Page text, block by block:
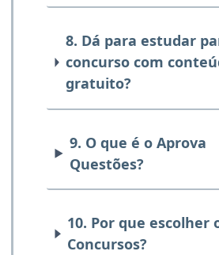
8. Dá para estudar
concurso com
gratuito?
9. O que é o Aprova
Questões?
10. Por que escolher
Concursos?